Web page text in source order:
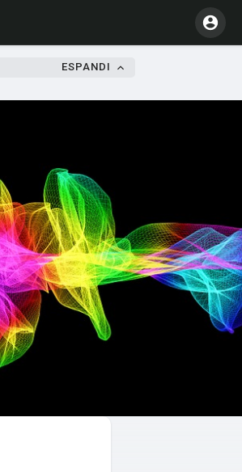
ESPANDI